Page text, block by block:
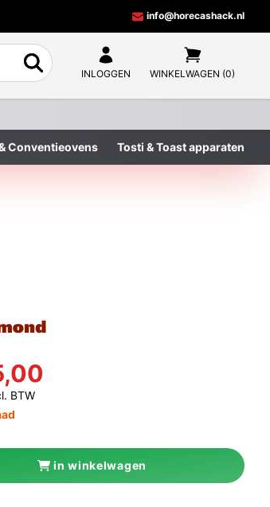
info@horecashack.nl
INLOGGEN WINKELWAGEN (0)
Conventieovens Tosti & Toast apparaten
BTW
in winkelwagen